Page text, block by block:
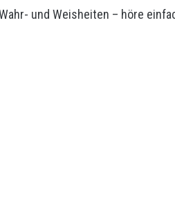
und Weisheiten – höre